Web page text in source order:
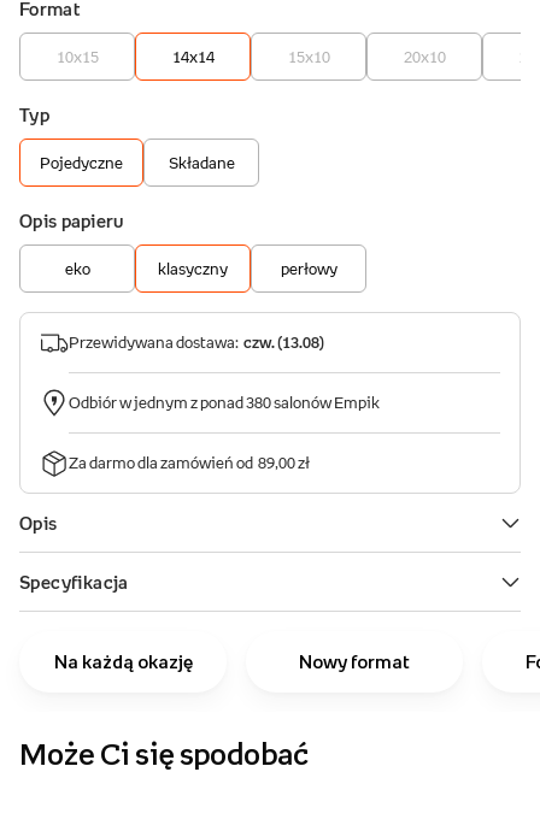
Na każdą okazję Nowy format
Może Ci się spodobać